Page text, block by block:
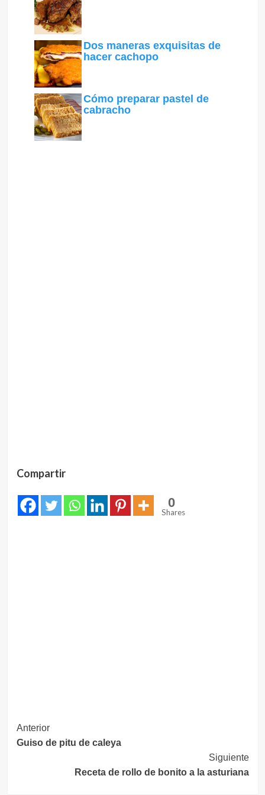
Dos maneras exquisitas de
hacer cachopo
Cómo preparar pastel de
cabracho
Compartir
0
Shares
Navegación
de
entradas
Anterior
Guiso de pitu de caleya
Siguiente
Receta de rollo de bonito a la asturiana